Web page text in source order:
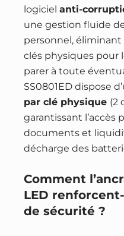
logiciel anti-
une gestion fluide
personnel, éliminant
clés physiques pour
parer à toute
SS0801ED dispose
par clé physique (2
garantissant l’accès
documents et
décharge des
Comment
LED
de sécurité ?